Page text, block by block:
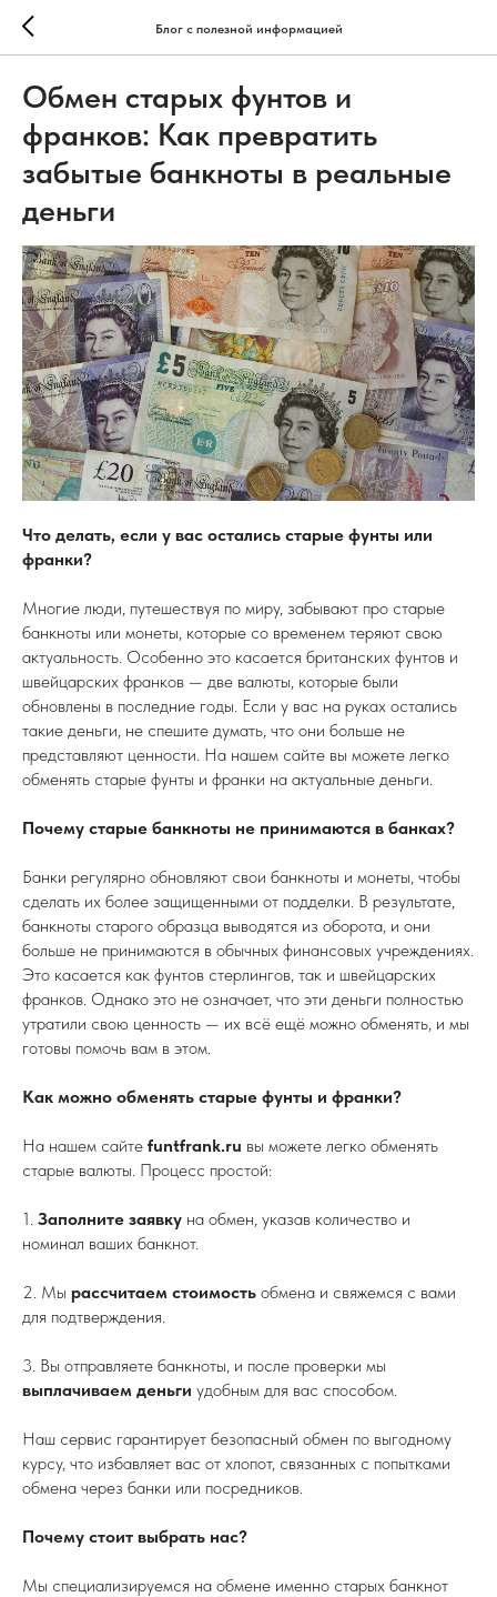
Блог с полезной информацией
Обмен старых фунтов и
франков: Как превратить
забытые банкноты в реальные
деньги
Что делать, если у вас остались старые фунты или
франки?
Многие люди, путешествуя по миру, забывают про старые
банкноты или монеты, которые со временем теряют свою
актуальность. Особенно это касается британских фунтов и
швейцарских франков — две валюты, которые были
обновлены в последние годы. Если у вас на руках остались
такие деньги, не спешите думать, что они больше не
представляют ценности. На нашем сайте вы можете легко
обменять старые фунты и франки на актуальные деньги.
Почему старые банкноты не принимаются в банках?
Банки регулярно обновляют свои банкноты и монеты, чтобы
сделать их более защищенными от подделки. В результате,
банкноты старого образца выводятся из оборота, и они
больше не принимаются в обычных финансовых учреждениях.
Это касается как фунтов стерлингов, так и швейцарских
франков. Однако это не означает, что эти деньги полностью
утратили свою ценность — их всё ещё можно обменять, и мы
готовы помочь вам в этом.
Как можно обменять старые фунты и франки?
На нашем сайте funtfrank.ru вы можете легко обменять
старые валюты. Процесс простой:
1. Заполните заявку на обмен, указав количество и
номинал ваших банкнот.
2. Мы рассчитаем стоимость обмена и свяжемся с вами
для подтверждения.
3. Вы отправляете банкноты, и после проверки мы
выплачиваем деньги удобным для вас способом.
Наш сервис гарантирует безопасный обмен по выгодному
курсу, что избавляет вас от хлопот, связанных с попытками
обмена через банки или посредников.
Почему стоит выбрать нас?
Мы специализируемся на обмене именно старых банкнот